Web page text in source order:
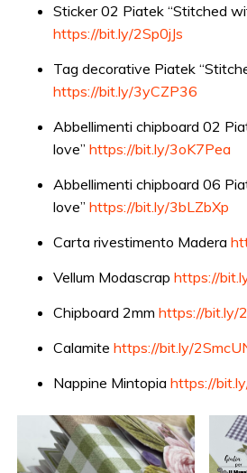
Sticker 02 Piatek “Stitched
https://bit.ly/2Sp0jJs
Tag decorative Piatek
https://bit.ly/3yCZP36
Abbellimenti chipboard 02
love”https://bit.ly/3oK7Pea
Abbellimenti chipboard 06
love”https://bit.ly/3bLZbXp
Carta rivestimento Madera
Vellum Modascraphttps://
Chipboard 2mmhttps://bit.ly/
Calamitehttps://bit.ly/
Nappine Mintopiahttps://